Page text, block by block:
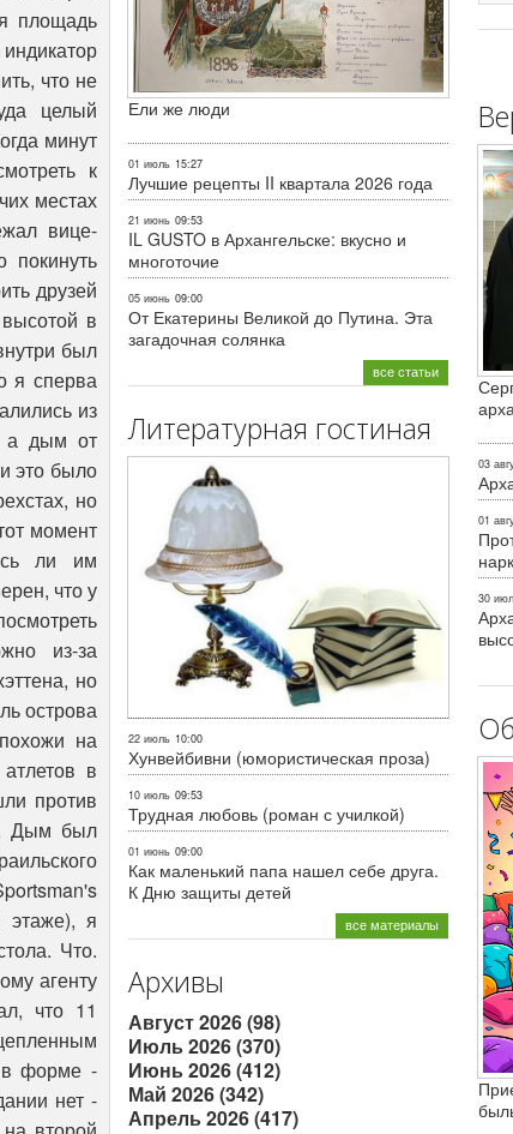
Ели же люди
01 июль 15:27
Лучшие рецепты II квартала 2026 года
21 июнь 09:53
IL GUSTO в Архангельске: вкусно и
многоточие
05 июнь 09:00
От Екатерины Великой до Путина. Эта
загадочная солянка
все статьи
Литературная гостиная
22 июль 10:00
Хунвейбивни (юмористическая проза)
10 июль 09:53
Трудная любовь (роман с училкой)
01 июнь 09:00
Как маленький папа нашел себе друга.
К Дню защиты детей
все материалы
Архивы
Август 2026 (98)
Июль 2026 (370)
Июнь 2026 (412)
Май 2026 (342)
Апрель 2026 (417)
03
01
30